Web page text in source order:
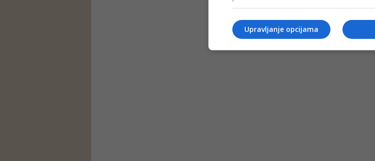
Upravljanje opcijama